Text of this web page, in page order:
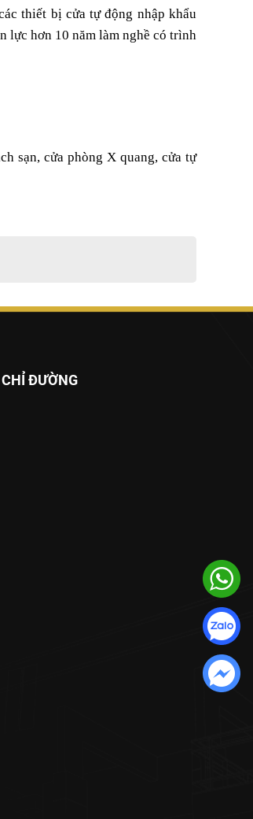
thiết bị cửa tự động nhập khẩu
lực hơn 10 năm làm nghề có trình
sạn, cửa phòng X quang, cửa tự
ĐƯỜNG